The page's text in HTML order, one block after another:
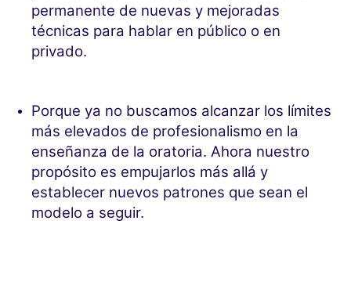
permanente de nuevas y mejoradas
técnicas para hablar en público o en
privado.
Porque ya no buscamos alcanzar los límites
más elevados de profesionalismo en la
enseñanza de la oratoria. Ahora nuestro
propósito es empujarlos más allá y
establecer nuevos patrones que sean el
modelo a seguir.